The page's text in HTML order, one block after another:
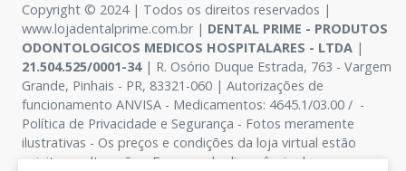
Copyright © 2024 | Todos os direitos reservados |
www.lojadentalprime.com.br | DENTAL PRIME - PRODUTOS
ODONTOLOGICOS MEDICOS HOSPITALARES - LTDA |
21.504.525/0001-34| R. Osório Duque Estrada, 763 - Vargem
Grande, Pinhais - PR, 83321-060 | Autorizações de
funcionamento ANVISA - Medicamentos: 4645.1/03.00 / -
Política de Privacidade e Segurança - Fotos meramente
ilustrativas - Os preços e condições da loja virtual estão
sujeitos a alterações. Em caso de divergência de preços no